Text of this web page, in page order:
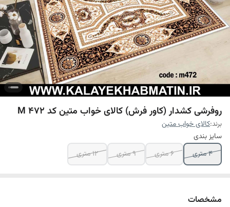
روفرشی کشدار (کاور فرش) کالای خواب متین کد M 472
برند:کالای خواب متین
سایز بندی
4 متری
6 متری 9 متری 12 متری
مشخصات